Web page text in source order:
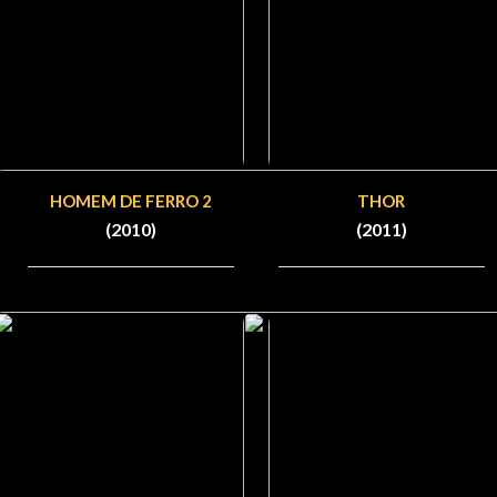
HOMEM DE FERRO 2
(2010)
THOR
(2011)